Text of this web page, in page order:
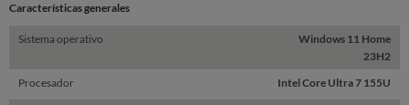
Características generales
Sistema operativo
Windows 11 Home
23H2
Procesador
Intel Core Ultra 7 155U